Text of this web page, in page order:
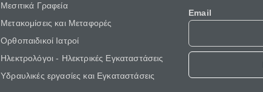
Μεσιτικά Γραφεία
Μετακομίσεις και Μεταφορές
Ορθοπαιδικοί Ιατροί
Ηλεκτρολόγοι - Ηλεκτρικές Εγκαταστάσεις
Υδραυλικές εργασίες και Εγκαταστάσεις
Email